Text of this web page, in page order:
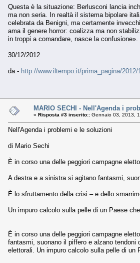
Questa è la situazione: Berlusconi lancia
ma non seria. In realtà il sistema bipolare
celebrata da Benigni, ma certamente
ama il genere horror: coalizza ma non
in troppi a comandare, nasce la
30/12/2012
da - http://www.iltempo.it/prima_pagina/
MARIO SECHI - Nell'Agenda i
« Risposta #3 inserito:: Gennaio 03, 2013,
Nell'Agenda i problemi e le soluzioni
di Mario Sechi
È in corso una delle peggiori campagne
A destra e a sinistra si agitano fantasmi,
È lo sfruttamento della crisi – e dello
Un impuro calcolo sulla pelle di un Paese
È in corso una delle peggiori campagne
fantasmi, suonano il piffero e alzano
elettorali. Un impuro calcolo sulla pelle di un